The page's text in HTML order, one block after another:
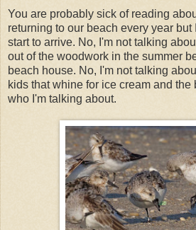
You are probably sick of reading
returning to our beach every year
start to arrive. No, I'm not talking
out of the woodwork in the summer
beach house. No, I'm not talking
kids that whine for ice cream and
who I'm talking about.